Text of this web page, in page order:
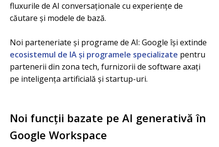
fluxurile de AI conversaționale cu experiențe de
căutare și modele de bază.
Noi parteneriate și programe de AI: Google își extinde
ecosistemul de IA și programele specializate pentru
partenerii din zona tech, furnizorii de software axați
pe inteligența artificială și startup-uri.
Noi funcții bazate pe AI generativă în
Google Workspace